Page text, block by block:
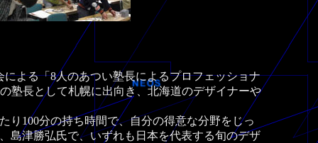
よる「8人のあつい塾長によるプロフェッショナ
塾長として札幌に出向き、北海道のデザイナーや
100分の持ち時間で、自分の得意な分野をじっ
島津勝弘氏で、いずれも日本を代表する旬のデザ